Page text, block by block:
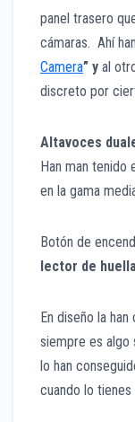
panel trasero
cámaras. Ahí
Camera” y al
discreto por
Altavoces
Han man tenido
en la gama
Botón de
lector de
En diseño la
siempre es algo
lo han
cuando lo